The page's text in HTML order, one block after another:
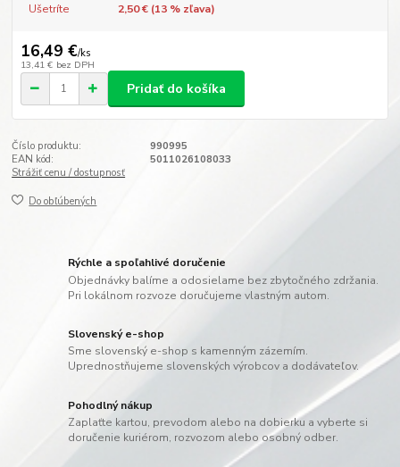
Ušetríte 2,50 € (13% zľava)
16,49 €/ks
13,41 € bez DPH
Pridať do košíka
Číslo produktu:
990995
EAN kód:
5011026108033
Strážiť cenu / dostupnosť
Do obľúbených
Rýchle a spoľahlivé doručenie
Objednávky balíme a odosielame bez zbytočného zdržania.
Pri lokálnom rozvoze doručujeme vlastným autom.
Slovenský e-shop
Sme slovenský e-shop s kamenným zázemím.
Uprednostňujeme slovenských výrobcov a dodávateľov.
Pohodlný nákup
Zaplaťte kartou, prevodom alebo na dobierku a vyberte si
doručenie kuriérom, rozvozom alebo osobný odber.